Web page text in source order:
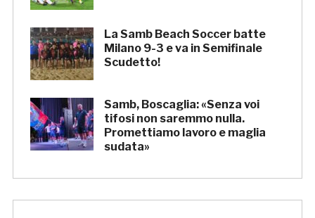
La Samb Beach Soccer batte
Milano 9-3 e va in Semifinale
Scudetto!
Samb, Boscaglia: «Senza voi
tifosi non saremmo nulla.
Promettiamo lavoro e maglia
sudata»